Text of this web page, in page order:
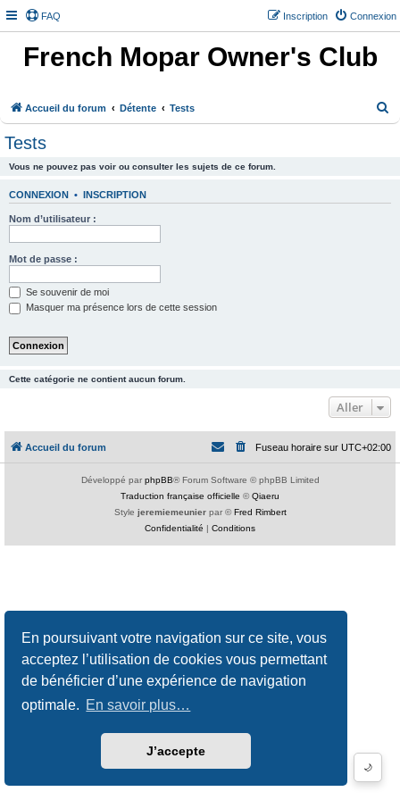
En poursuivant votre navigation sur ce site, vous
acceptez l’utilisation de cookies vous permettant
de bénéficier d’une expérience de navigation
optimale. En savoir plus…
J’accepte
FAQ Connexion
Inscription
French Mopar Owner's Club
Accueil du forum Détente Tests
🌙
Tests
Vous ne pouvez pas voir ou consulter les sujets de ce forum.
CONNEXION • INSCRIPTION
Nom d’utilisateur :
Mot de passe :
Se souvenir de moi
Masquer ma présence lors de cette session
Cette catégorie ne contient aucun forum.
Aller
Accueil du forum Fuseau horaire sur UTC+02:00
Développé par phpBB® Forum Software © phpBB Limited
Traduction française officielle ©Qiaeru
Style jeremiemeunierpar ©Fred Rimbert
Confidentialité | Conditions